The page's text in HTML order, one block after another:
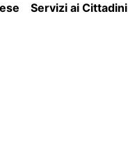
Servizi ai Cittadini